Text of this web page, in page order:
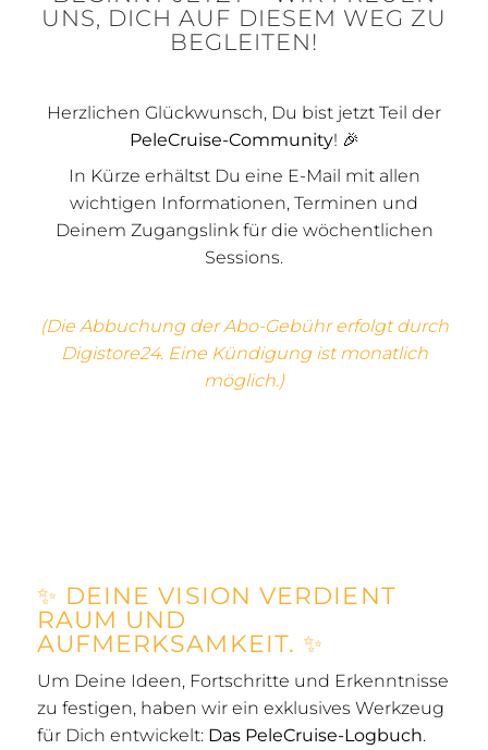
UNS, DICH AUF DIESEM WEG ZU
BEGLEITEN!
Herzlichen Glückwunsch, Du bist jetzt Teil der
PeleCruise-Community! 🎉
In Kürze erhältst Du eine E-Mail mit allen
wichtigen Informationen, Terminen und
Deinem Zugangslink für die wöchentlichen
Sessions.
(Die Abbuchung der Abo-Gebühr erfolgt durch
Digistore24. Eine Kündigung ist monatlich
möglich.)
✨ DEINE VISION VERDIENT
RAUM UND
AUFMERKSAMKEIT. ✨
Um Deine Ideen, Fortschritte und Erkenntnisse
zu festigen, haben wir ein exklusives Werkzeug
für Dich entwickelt: Das PeleCruise-Logbuch.